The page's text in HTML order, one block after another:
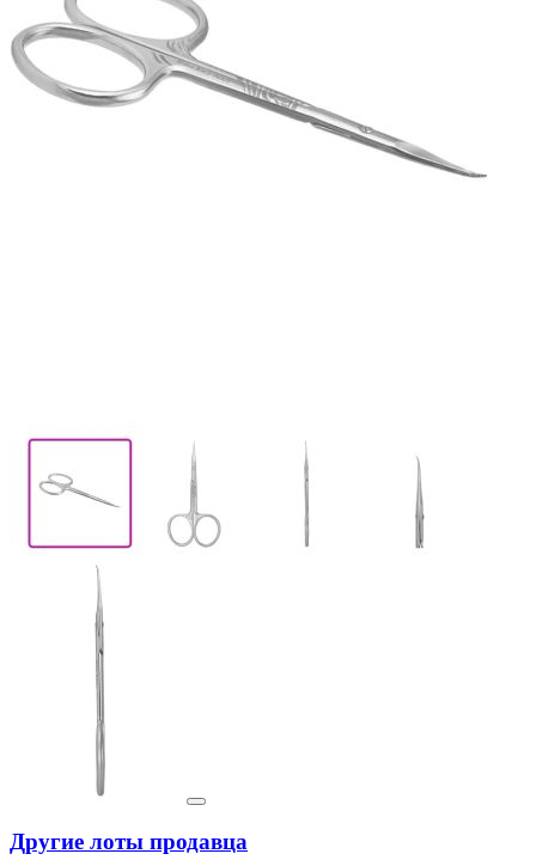
Другие лоты продавца